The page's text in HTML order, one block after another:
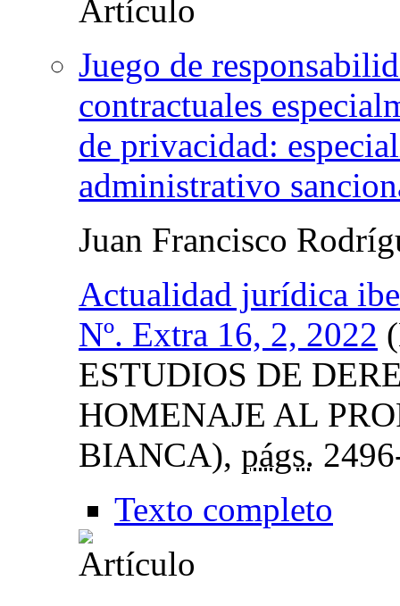
Juego de
contractuales
de privacidad:
administrativo
Juan Francisco
Actualidad jurídica
Nº. Extra 16, 2, 2022
ESTUDIOS DE
HOMENAJE AL
BIANCA), págs.
Texto completo